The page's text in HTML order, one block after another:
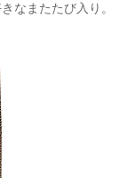
なまたたび入り。